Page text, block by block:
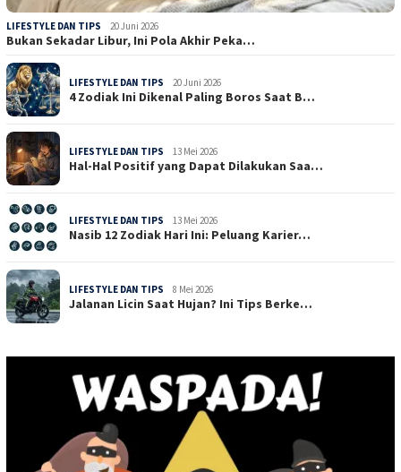
LIFESTYLE DAN TIPS 20 Juni 2026
Bukan Sekadar Libur, Ini Pola Akhir Peka…
LIFESTYLE DAN TIPS 20 Juni 2026
4 Zodiak Ini Dikenal Paling Boros Saat B…
LIFESTYLE DAN TIPS 13 Mei 2026
Hal-Hal Positif yang Dapat Dilakukan Saa…
LIFESTYLE DAN TIPS 13 Mei 2026
Nasib 12 Zodiak Hari Ini: Peluang Karier…
LIFESTYLE DAN TIPS 8 Mei 2026
Jalanan Licin Saat Hujan? Ini Tips Berke…